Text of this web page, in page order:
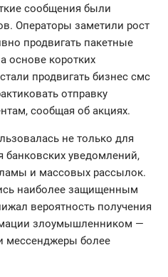
сообщения были
Операторы заметили рост
продвигать пакетные
основе коротких
продвигать бизнес смс
отправку
сообщая об акциях.
не только для
банковских уведомлений,
и массовых рассылок.
наиболее защищенным
вероятность получения
злоумышленником —
мессенджеры более